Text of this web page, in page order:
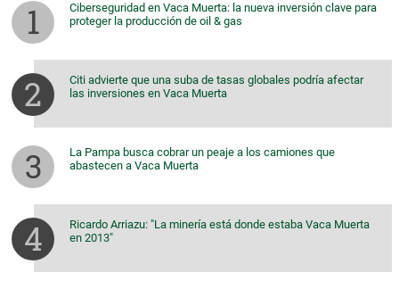
Ciberseguridad en Vaca Muerta: la nueva inversión clave para
proteger la producción de oil & gas
Citi advierte que una suba de tasas globales podría afectar
las inversiones en Vaca Muerta
La Pampa busca cobrar un peaje a los camiones que
abastecen a Vaca Muerta
Ricardo Arriazu: "La minería está donde estaba Vaca Muerta
en 2013"